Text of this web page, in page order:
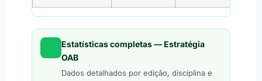
Estatísticas completas — Estratégia
OAB
Dados detalhados por edição, disciplina e